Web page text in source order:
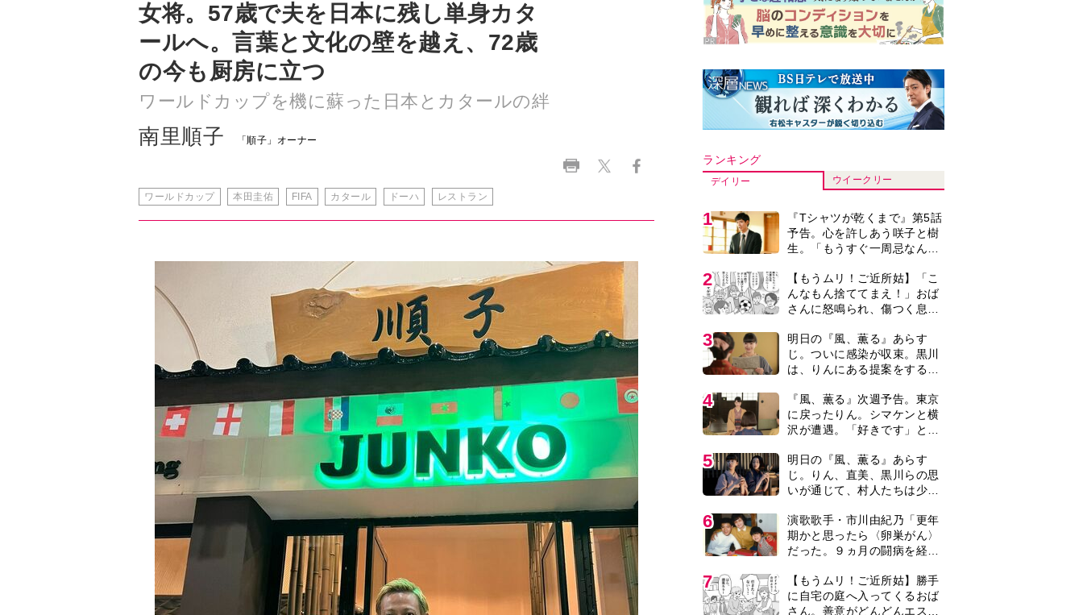
女将。57歳で夫を日本に残し単身カタ
ールへ。言葉と文化の壁を越え、72歳
の今も厨房に立つ
ワールドカップを機に蘇った日本とカタールの絆
南里順子 「順子」オーナー
ワールドカップ 本田圭佑 FIFA カタール ドーハ レストラン
ランキング
デイリー ウイークリー
1
『Tシャツが乾くまで』第5話
予告。心を許しあう咲子と樹
生。「もうすぐ一周忌なんで
レあり＞
2
【もうムリ！ご近所姑】「こ
んなもん捨ててまえ！」おば
さんに怒鳴られ、傷つく息
【第3話】
3
明日の『風、薫る』あらす
じ。ついに感染が収束。黒川
は、りんにある提案をする＜
4
『風、薫る』次週予告。東京
に戻ったりん。シマケンと横
沢が遭遇。「好きです」と告
5
明日の『風、薫る』あらす
じ。りん、直美、黒川らの思
いが通じて、村人たちは少し
バレあり＞
6
演歌歌手・市川由紀乃「更年
期かと思ったら〈卵巣がん〉
だった。９ヵ月の闘病を経て
紙を今も支えに」【2026上半
期BEST】
7
【もうムリ！ご近所姑】勝手
に自宅の庭へ入ってくるおば
さん。善意がどんどんエスカ